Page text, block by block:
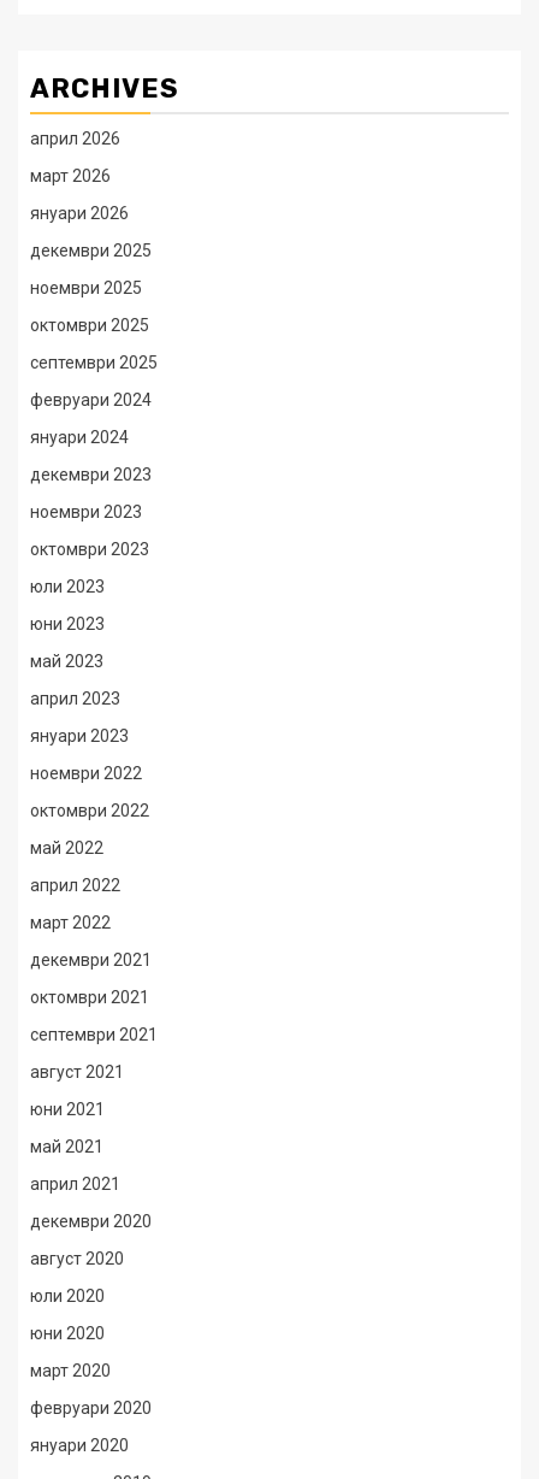
ARCHIVES
април 2026
март 2026
януари 2026
декември 2025
ноември 2025
октомври 2025
септември 2025
февруари 2024
януари 2024
декември 2023
ноември 2023
октомври 2023
юли 2023
юни 2023
май 2023
април 2023
януари 2023
ноември 2022
октомври 2022
май 2022
април 2022
март 2022
декември 2021
октомври 2021
септември 2021
август 2021
юни 2021
май 2021
април 2021
декември 2020
август 2020
юли 2020
юни 2020
март 2020
февруари 2020
януари 2020